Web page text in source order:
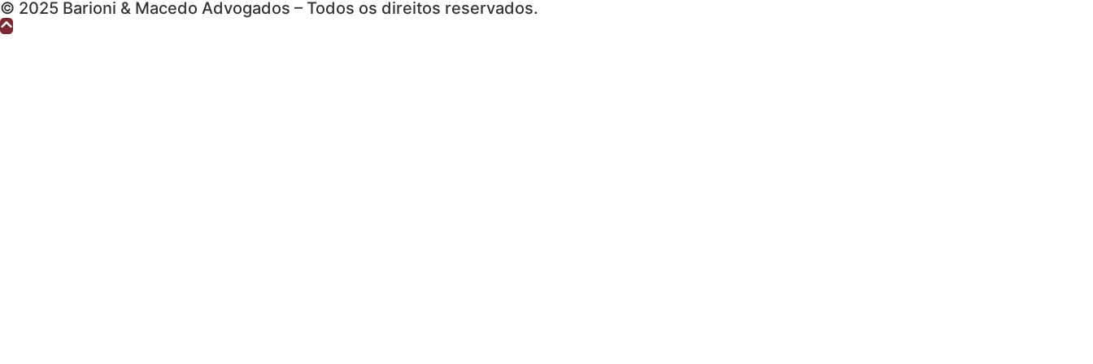
© 2025 Barioni & Macedo Advogados – Todos os direitos reservados.